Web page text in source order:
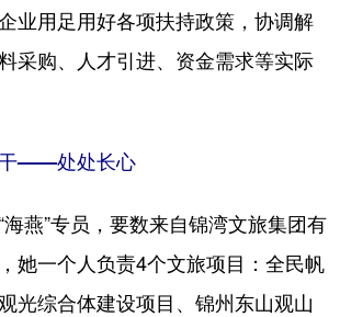
业用足用好各项扶持政策，协调解
采购、人才引进、资金需求等实际
干——处处长心
燕”专员，要数来自锦湾文旅集团有
她一个人负责4个文旅项目：全民帆
光综合体建设项目、锦州东山观山